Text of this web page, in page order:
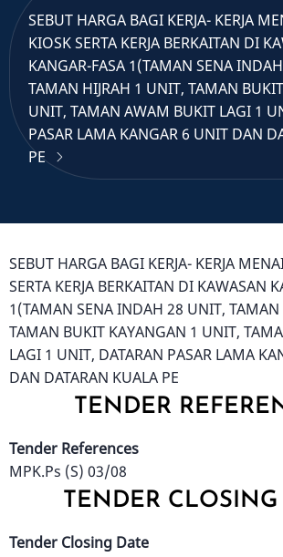
SEBUT HARGA BAGI KERJA- KERJA
KIOSK SERTA KERJA BERKAITAN DI
KANGAR-FASA 1(TAMAN SENA
TAMAN HIJRAH 1 UNIT, TAMAN
UNIT, TAMAN AWAM BUKIT LAGI 1
PASAR LAMA KANGAR 6 UNIT DAN
PE
SEBUT HARGA BAGI KERJA- KERJA
SERTA KERJA BERKAITAN DI KAWASAN
1(TAMAN SENA INDAH 28 UNIT, TAMAN
TAMAN BUKIT KAYANGAN 1 UNIT,
LAGI 1 UNIT, DATARAN PASAR LAMA
DAN DATARAN KUALA PE
TENDER
Tender References
MPK.Ps (S) 03/08
TENDER CLOSING
Tender Closing Date